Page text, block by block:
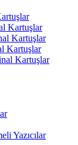
Kartuşlar
Kartuşlar
Kartuşlar
Kartuşlar
Yazıcılar